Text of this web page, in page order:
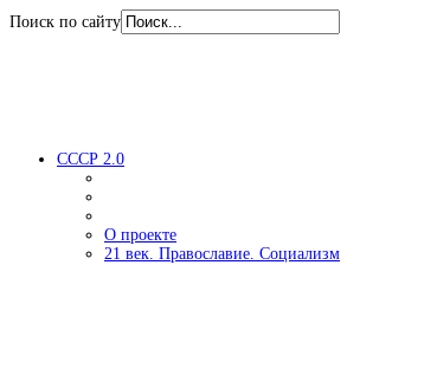
Поиск по сайту
СССР 2.0
О проекте
21 век. Православие. Социализм